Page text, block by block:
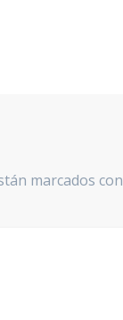
marcados con